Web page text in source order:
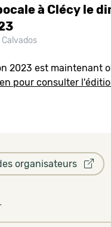
à Clécy le
Calvados
2023 est maintenant
pour consulter
organisateurs